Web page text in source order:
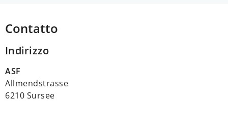
Contatto
Indirizzo
ASF
Allmendstrasse
6210 Sursee